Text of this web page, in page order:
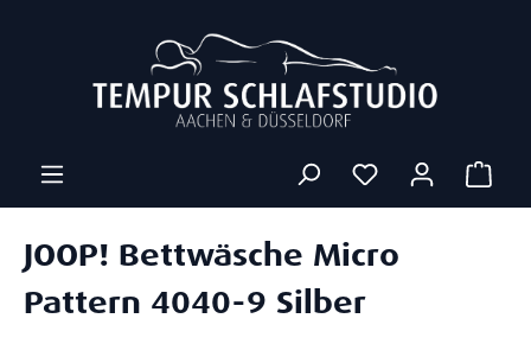
JOOP! Bettwäsche Micro
Pattern 4040-9 Silber